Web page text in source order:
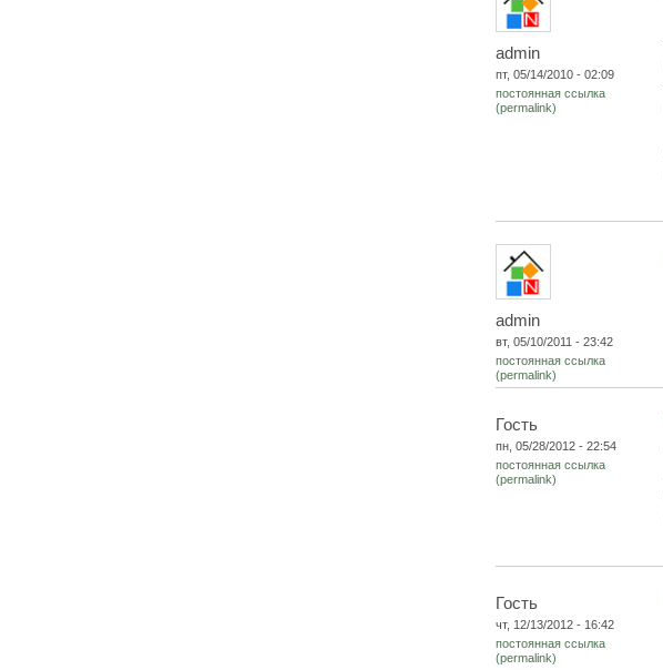
admin
пт, 05/14/2010 - 02:09
постоянная ссылка
(permalink)
admin
вт, 05/10/2011 - 23:42
постоянная ссылка
(permalink)
Гость
пн, 05/28/2012 - 22:54
постоянная ссылка
(permalink)
Гость
чт, 12/13/2012 - 16:42
постоянная ссылка
(permalink)